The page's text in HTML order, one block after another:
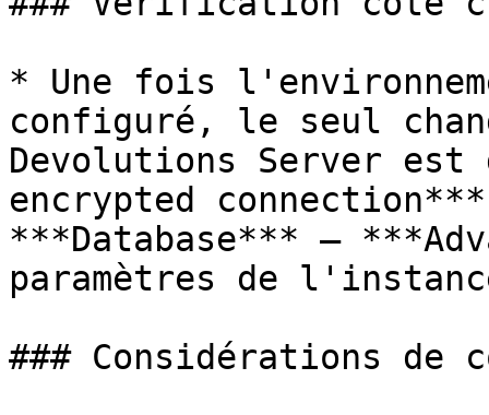
* Une fois
configuré, le seul
Devolutions Server est
encrypted
***Database*** –
paramètres de
### Considérations de